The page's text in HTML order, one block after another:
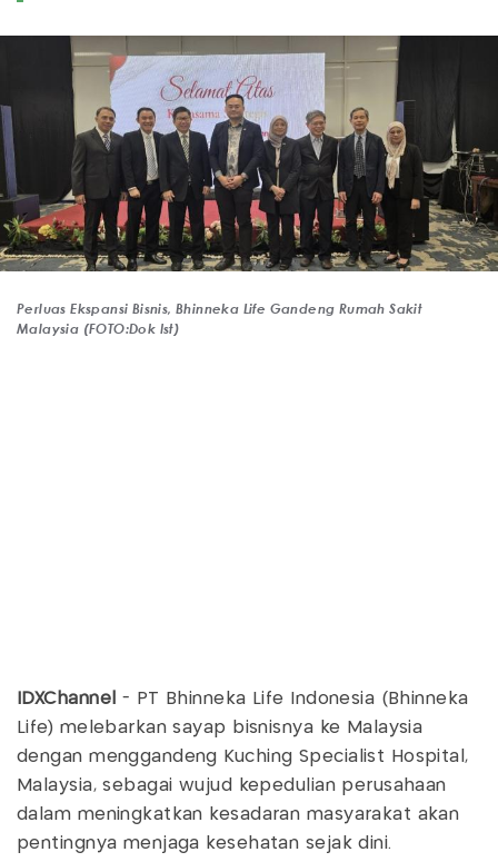
Perluas Ekspansi Bisnis, Bhinneka Life Gandeng Rumah Sakit
Malaysia (FOTO:Dok Ist)
IDXChannel
- PT Bhinneka Life Indonesia (Bhinneka
Life) melebarkan sayap bisnisnya ke Malaysia
dengan menggandeng Kuching Specialist Hospital,
Malaysia, sebagai wujud kepedulian perusahaan
dalam meningkatkan kesadaran masyarakat akan
pentingnya menjaga kesehatan sejak dini.